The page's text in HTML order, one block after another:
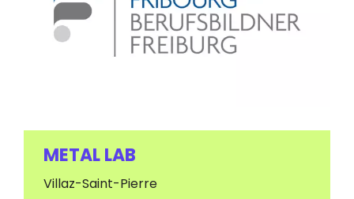
METAL LAB
Villaz-Saint-Pierre